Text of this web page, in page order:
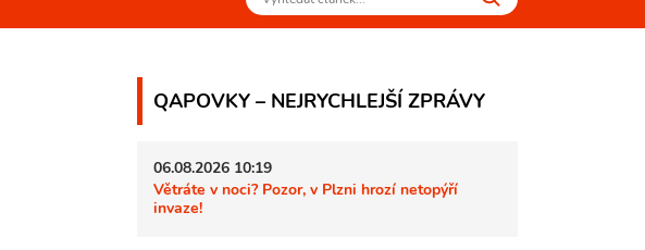
QAPOVKY – NEJRYCHLEJŠÍ ZPRÁVY
06.08.2026 10:19
Větráte v noci? Pozor, v Plzni hrozí netopýří
invaze!